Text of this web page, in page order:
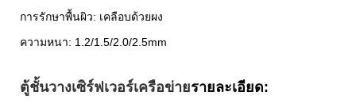
การรักษาพื้นผิว: เคลือบด้วยผง
ความหนา: 1.2/1.5/2.0/2.5mm
ตู้ชั้นวางเซิร์ฟเวอร์เครือข่ายรายละเอียด: